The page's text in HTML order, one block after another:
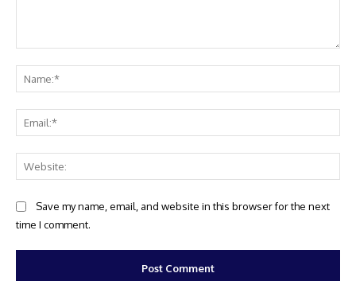
Save my name, email, and website in this browser for the next
time I comment.